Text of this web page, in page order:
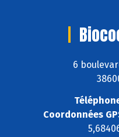
6
Coordonnées